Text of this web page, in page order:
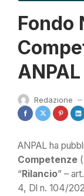
Fondo
ANPAL
Redazione —
ANPAL ha
Competenze (
“Rilancio” –
4, Dl n. 104/